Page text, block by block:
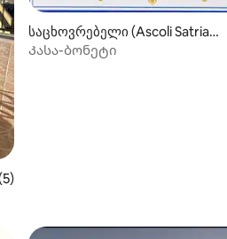
შეფასებაა 5‑დან 5,0, 5
საცხოვრებელი (Ascoli Satrian
o)
Კასა-ბონეტი